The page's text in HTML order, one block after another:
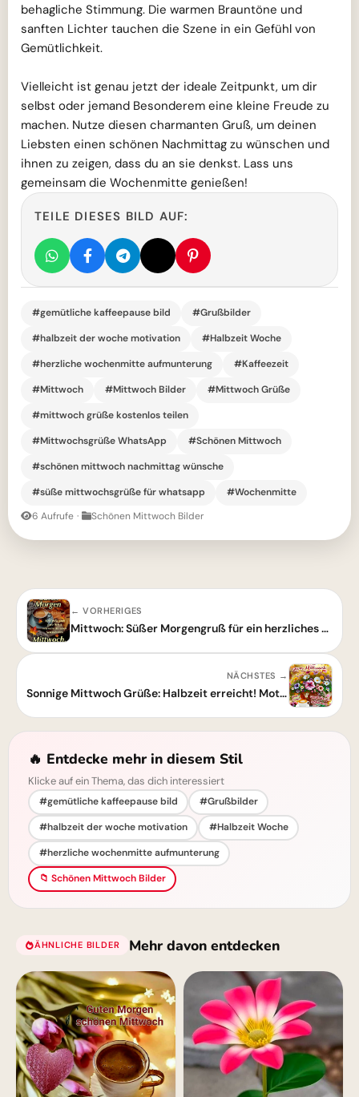
behagliche Stimmung. Die warmen Brauntöne und
sanften Lichter tauchen die Szene in ein Gefühl von
Gemütlichkeit.
Vielleicht ist genau jetzt der ideale Zeitpunkt, um dir
selbst oder jemand Besonderem eine kleine Freude zu
machen. Nutze diesen charmanten Gruß, um deinen
Liebsten einen schönen Nachmittag zu wünschen und
ihnen zu zeigen, dass du an sie denkst. Lass uns
gemeinsam die Wochenmitte genießen!
TEILE DIESES BILD AUF:
#gemütliche kaffeepause bild
#Grußbilder
#halbzeit der woche motivation
#Halbzeit Woche
#herzliche wochenmitte aufmunterung
#Kaffeezeit
#Mittwoch
#Mittwoch Bilder
#Mittwoch Grüße
#mittwoch grüße kostenlos teilen
#Mittwochsgrüße WhatsApp
#Schönen Mittwoch
#schönen mittwoch nachmittag wünsche
#süße mittwochsgrüße für whatsapp
#Wochenmitte
6 Aufrufe · Schönen Mittwoch Bilder
← VORHERIGES
Mittwoch: Süßer Morgengruß für ein herzliches Durchhalten bis zum Abend
NÄCHSTES →
Sonnige Mittwoch Grüße: Halbzeit erreicht! Motivierender Kaffee für deinen Tag.
🔥 Entdecke mehr in diesem Stil
Klicke auf ein Thema, das dich interessiert
#gemütliche kaffeepause bild
#Grußbilder
#halbzeit der woche motivation
#Halbzeit Woche
#herzliche wochenmitte aufmunterung
📁 Schönen Mittwoch Bilder
ÄHNLICHE BILDER Mehr davon entdecken